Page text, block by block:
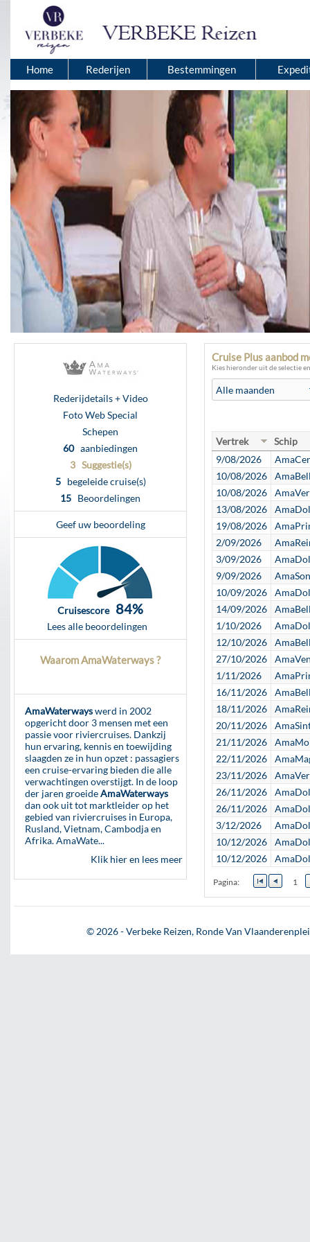
Home Rederijen Bestemmingen
Rederijdetails + Video
Foto Web Special
Schepen
60aanbiedingen
3 Suggestie(s)
5begeleide cruise(s)
15 Beoordelingen
Geef uw beoordeling
Cruisescore 84%
Lees alle beoordelingen
Waarom AmaWaterways ?
AmaWaterwayswerd in 2002
opgericht door 3 mensen met een
passie voor riviercruises. Dankzij
hun ervaring, kennis en toewijding
slaagden ze in hun opzet : passagiers
een cruise-ervaring bieden die alle
verwachtingen overstijgt. In de loop
der jaren groeideAmaWaterways
dan ook uit tot marktleider op het
gebied van riviercruises in Europa,
Rusland, Vietnam, Cambodja en
Afrika. AmaWate...
Klik hier en lees meer
Cruise Plus aanbod
Kies hieronder uit de selectie
Vertrek
Schip
9/08/2026
10/08/2026
10/08/2026
13/08/2026
19/08/2026
2/09/2026
3/09/2026
9/09/2026
10/09/2026
14/09/2026
1/10/2026
12/10/2026
27/10/2026
1/11/2026
16/11/2026
18/11/2026
20/11/2026
21/11/2026
22/11/2026
23/11/2026
26/11/2026
26/11/2026
3/12/2026
10/12/2026
10/12/2026
Pagina: 1
© 2026 - Verbeke Reizen, Ronde Van